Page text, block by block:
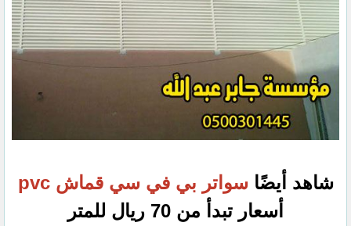
شاهد أيضًاسواتر بي في سي قماش pvc
أسعار تبدأ من 70 ريال للمتر